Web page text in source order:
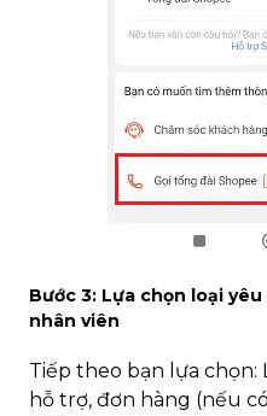
Bước 3: Lựa chọn loại
nhân viên
Tiếp theo bạn lựa chọn:
hỗ trợ, đơn hàng (nếu